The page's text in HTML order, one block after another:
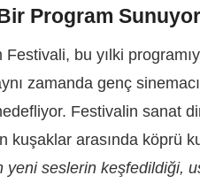
Program Sunuyor
Festivali, bu yılki
zamanda genç
Festivalin sanat
kuşaklar arasında köprü
yeni seslerin keşfedildiği,